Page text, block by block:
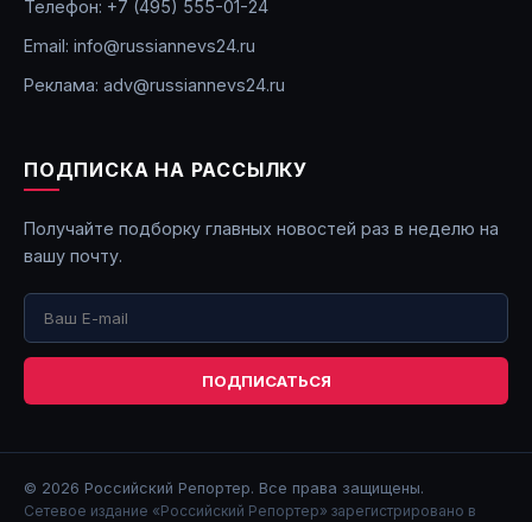
Телефон: +7 (495) 555-01-24
Email: info@russiannevs24.ru
Реклама: adv@russiannevs24.ru
ПОДПИСКА НА РАССЫЛКУ
Получайте подборку главных новостей раз в неделю на
вашу почту.
ПОДПИСАТЬСЯ
© 2026 Российский Репортер. Все права защищены.
Сетевое издание «Российский Репортер» зарегистрировано в